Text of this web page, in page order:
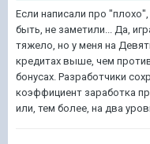
Если написали про
быть, не заметили... Да,
тяжело, но у меня на
кредитах выше, чем
бонусах. Разработчики
коэффициент заработка
или, тем более, на два